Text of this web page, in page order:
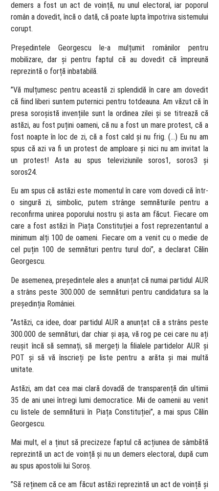
demers a fost un act de voință, nu unul electoral, iar poporul
român a dovedit, încă o dată, că poate lupta împotriva sistemului
corupt.
Președintele Georgescu le-a mulțumit românilor pentru
mobilizare, dar și pentru faptul că au dovedit că împreună
reprezintă o forță inbatabilă.
”Vă mulțumesc pentru această zi splendidă în care am dovedit
că fiind liberi suntem puternici pentru totdeauna. Am văzut că în
presa soroșistă invențiile sunt la ordinea zilei și se titrează că
astăzi, au fost puțini oameni, că nu a fost un mare protest, că a
fost noapte în loc de zi, că a fost cald și nu frig. (…) Eu nu am
spus că azi va fi un protest de amploare și nici nu am invitat la
un protest! Asta au spus televiziunile soros1, soros3 și
soros24.
Eu am spus că astăzi este momentul în care vom dovedi că într-
o singură zi, simbolic, putem strânge semnăturile pentru a
reconfirma unirea poporului nostru și asta am făcut. Fiecare om
care a fost astăzi în Piața Constituției a fost reprezentantul a
minimum alți 100 de oameni. Fiecare om a venit cu o medie de
cel puțin 100 de semnături pentru turul doi”, a declarat Călin
Georgescu.
De asemenea, președintele ales a anunțat că numai partidul AUR
a strâns peste 300.000 de semnături pentru candidatura sa la
președinția României.
”Astăzi, ca idee, doar partidul AUR a anunțat că a strâns peste
300.000 de semnături, dar chiar și așa, vă rog pe cei care nu ați
reușit încă să semnați, să mergeți la filialele partidelor AUR și
POT și să vă înscrieți pe liste pentru a arăta și mai multă
unitate.
Astăzi, am dat cea mai clară dovadă de transparență din ultimii
35 de ani unei întregi lumi democratice. Mii de oamenii au venit
cu listele de semnăturii în Piața Constituției”, a mai spus Călin
Georgescu.
Mai mult, el a ținut să precizeze faptul că acțiunea de sâmbătă
reprezintă un act de voință și nu un demers electoral, după cum
au spus apostolii lui Soroș.
”Să reținem că ce am făcut astăzi reprezintă un act de voință și